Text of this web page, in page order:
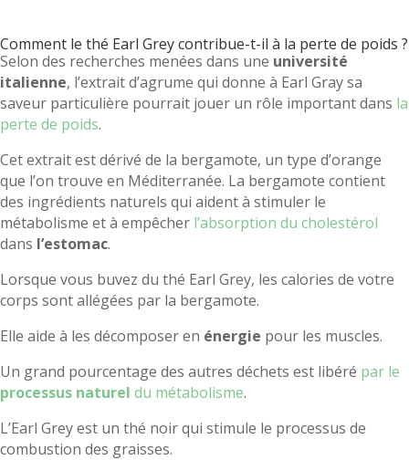
Comment le thé Earl Grey contribue-t-il à la perte de poids ?
Selon des recherches menées dans une université
italienne, l’extrait d’agrume qui donne à Earl Gray sa
saveur particulière pourrait jouer un rôle important dans la
perte de poids.
Cet extrait est dérivé de la bergamote, un type d’orange
que l’on trouve en Méditerranée. La bergamote contient
des ingrédients naturels qui aident à stimuler le
métabolisme et à empêcher l’absorption du cholestérol
dans l’estomac.
Lorsque vous buvez du thé Earl Grey, les calories de votre
corps sont allégées par la bergamote.
Elle aide à les décomposer en énergie pour les muscles.
Un grand pourcentage des autres déchets est libéré par le
processus naturel du métabolisme.
L’Earl Grey est un thé noir qui stimule le processus de
combustion des graisses.